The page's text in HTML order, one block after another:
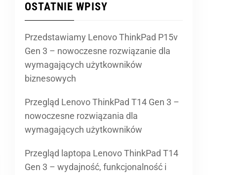
OSTATNIE WPISY
Przedstawiamy Lenovo ThinkPad P15v
Gen 3 – nowoczesne rozwiązanie dla
wymagających użytkowników
biznesowych
Przegląd Lenovo ThinkPad T14 Gen 3 –
nowoczesne rozwiązania dla
wymagających użytkowników
Przegląd laptopa Lenovo ThinkPad T14
Gen 3 – wydajność, funkcjonalność i